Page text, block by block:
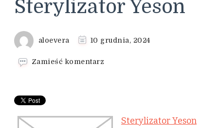
Sterylizator Yeson
aloevera 10 grudnia, 2024
Zamieść komentarz
Sterylizator Yeson